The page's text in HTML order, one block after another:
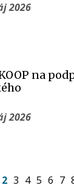
2026
na
2026
Aktuálna
2 Page
3 Page
4 Page
5 Page
6 7